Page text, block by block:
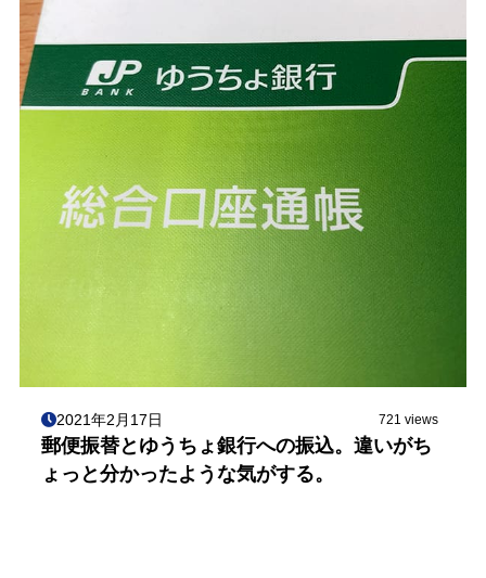
2021年2月17日 721 views
郵便振替とゆうちょ銀行への振込。違いがち
ょっと分かったような気がする。